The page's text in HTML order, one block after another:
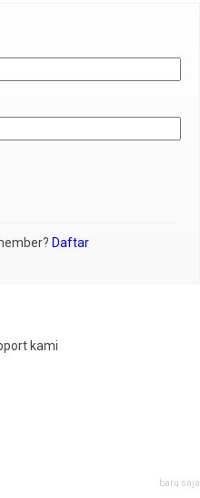
Daftar
kami
baru saja